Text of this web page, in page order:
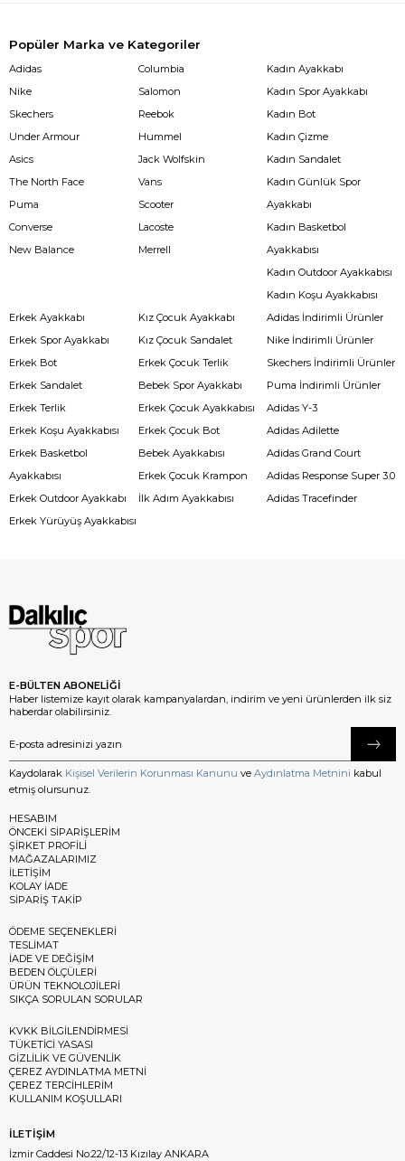
Popüler Marka ve Kategoriler
Adidas
Nike
Skechers
Under Armour
Asics
The North Face
Puma
Converse
New Balance
Columbia
Salomon
Reebok
Hummel
Jack Wolfskin
Vans
Scooter
Lacoste
Merrell
Kadın Ayakkabı
Kadın Spor Ayakkabı
Kadın Bot
Kadın Çizme
Kadın Sandalet
Kadın Günlük Spor
Ayakkabı
Kadın Basketbol
Ayakkabısı
Kadın Outdoor Ayakkabısı
Kadın Koşu Ayakkabısı
Erkek Ayakkabı
Erkek Spor Ayakkabı
Erkek Bot
Erkek Sandalet
Erkek Terlik
Erkek Koşu Ayakkabısı
Erkek Basketbol
Ayakkabısı
Erkek Outdoor Ayakkabı
Erkek Yürüyüş Ayakkabısı
Kız Çocuk Ayakkabı
Kız Çocuk Sandalet
Erkek Çocuk Terlik
Bebek Spor Ayakkabı
Erkek Çocuk Ayakkabısı
Erkek Çocuk Bot
Bebek Ayakkabısı
Erkek Çocuk Krampon
İlk Adım Ayakkabısı
Adidas İndirimli Ürünler
Nike İndirimli Ürünler
Skechers İndirimli Ürünler
Puma İndirimli Ürünler
Adidas Y-3
Adidas Adilette
Adidas Grand Court
Adidas Response Super 3.0
Adidas Tracefinder
E-BÜLTEN ABONELİĞİ
Haber listemize kayıt olarak kampanyalardan, indirim ve yeni ürünlerden ilk siz
haberdar olabilirsiniz.
Kaydolarak Kişisel Verilerin Korunması Kanunu ve Aydınlatma Metnini kabul
etmiş olursunuz.
HESABIM
ÖNCEKİ SİPARİŞLERİM
ŞİRKET PROFİLİ
MAĞAZALARIMIZ
İLETİŞİM
KOLAY İADE
SİPARİŞ TAKİP
ÖDEME SEÇENEKLERİ
TESLİMAT
İADE VE DEĞİŞİM
BEDEN ÖLÇÜLERİ
ÜRÜN TEKNOLOJİLERİ
SIKÇA SORULAN SORULAR
KVKK BİLGİLENDİRMESİ
TÜKETİCİ YASASI
GİZLİLİK VE GÜVENLİK
ÇEREZ AYDINLATMA METNİ
ÇEREZ TERCİHLERİM
KULLANIM KOŞULLARI
İLETİŞİM
İzmir Caddesi No:22/12-13 Kızılay ANKARA